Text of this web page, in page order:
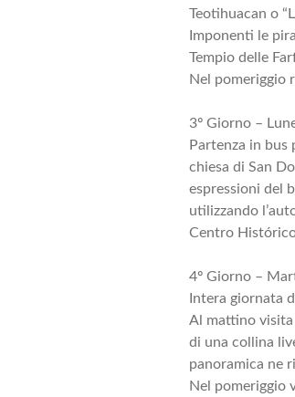
Teotihuacan o
Imponenti le
Tempio delle
Nel pomeriggio
3º Giorno –
Partenza in bus
chiesa di San
espressioni del
utilizzando
Centro
4º Giorno –
Intera giornata
Al mattino
di una collina
panoramica ne
Nel pomeriggio